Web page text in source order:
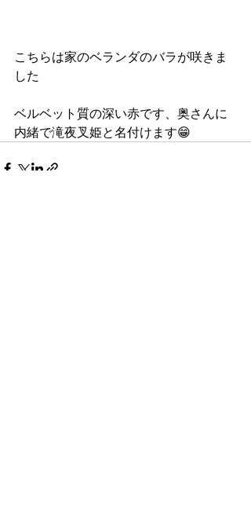
こちらは家のベランダのバラが咲きま
した
ベルベット質の深い赤です、奥さんに
内緒で滝夜叉姫と名付けます😁